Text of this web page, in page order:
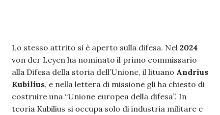
Lo stesso attrito si è aperto sulla difesa. Nel 2024
von der Leyen ha nominato il primo commissario
alla Difesa della storia dell’Unione, il lituano Andrius
Kubilius, e nella lettera di missione gli ha chiesto di
costruire una “Unione europea della difesa”. In
teoria Kubilius si occupa solo di industria militare e